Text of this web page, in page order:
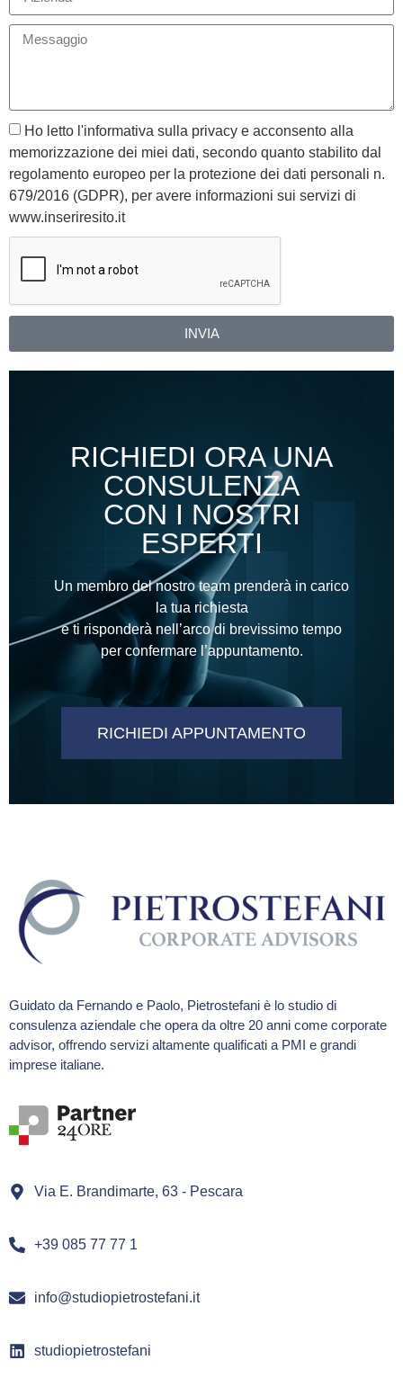
Ho letto l'informativa sulla privacy e acconsento alla
memorizzazione dei miei dati, secondo quanto stabilito dal
regolamento europeo per la protezione dei dati personali n.
679/2016 (GDPR), per avere informazioni sui servizi di
www.inseriresito.it
INVIA
RICHIEDI ORA UNA
CONSULENZA
CON I NOSTRI
ESPERTI
Un membro del nostro team prenderà in carico
la tua richiesta
e ti risponderà nell’arco di brevissimo tempo
per confermare l’appuntamento.
RICHIEDI APPUNTAMENTO
Guidato da Fernando e Paolo, Pietrostefani è lo studio di
consulenza aziendale che opera da oltre 20 anni come corporate
advisor, offrendo servizi altamente qualificati a PMI e grandi
imprese italiane.
Via E. Brandimarte, 63 - Pescara
+39 085 77 77 1
info@studiopietrostefani.it
studiopietrostefani